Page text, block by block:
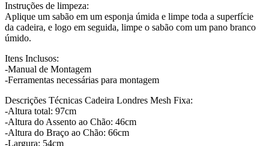
Instruções de limpeza:
Aplique um sabão em um esponja úmida e limpe toda a superfície
da cadeira, e logo em seguida, limpe o sabão com um pano branco
úmido.
Itens Inclusos:
-Manual de Montagem
-Ferramentas necessárias para montagem
Descrições Técnicas Cadeira Londres Mesh Fixa:
-Altura total: 97cm
-Altura do Assento ao Chão: 46cm
-Altura do Braço ao Chão: 66cm
-Largura: 54cm